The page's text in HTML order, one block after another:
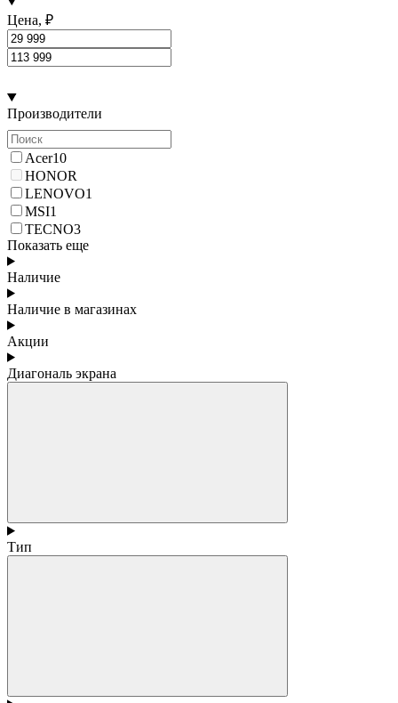
Цена, ₽
Производители
Acer10
HONOR
LENOVO1
MSI1
TECNO3
Показать еще
Наличие
Наличие в магазинах
Акции
Диагональ экрана
Тип